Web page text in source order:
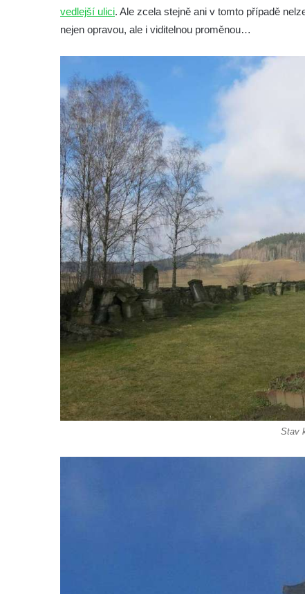
Kříž v Dělnické ulici v Kamenném Újezdě
Boží muka na křižovatce ulic Latrán a K
Kříž u kostela svatého Václava ve Velešíně
Kříž u brány na hřbitov ve Velešíně
Kříž na zahradě domu čp. 127 v Římově
Kříž u fary v Římově
Kříž u lípy Jana Gurreho v Římově
Boží muka u hřbitova v Římově
Centrální kříž hřbitova v Římově
Kříž na návsi v Dolním Třeboníně
Kříž poblíž domu čp. 169 v Plavu
Kříž na návsi v Plavu
Boží muka v Plavu
Kříž u Obrázku severovýchodně od
Práchně
Kříž na rozcestí u domu čp. 283 v Dolním
Podluží
Görnerův kříž u silnice č. 264 v Dolním
Podluží
vedlejší ulici. Ale zcela stejně ani v tomto případě
nejen opravou, ale i viditelnou proměnou…
Stav